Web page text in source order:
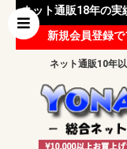
ネット通販18年の実
ーブル等 様々
新規会員登録
ネット通販10年